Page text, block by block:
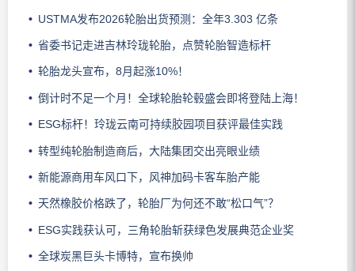
USTMA发布2026轮胎出货预测：全年3.303 亿条
省委书记走进吉林玲珑轮胎，点赞轮胎智造标杆
轮胎龙头宣布，8月起涨10%！
倒计时不足一个月！全球轮胎轮毂盛会即将登陆上海！
ESG标杆！玲珑云南可持续胶园项目获评最佳实践
转型纯轮胎制造商后，大陆集团交出亮眼业绩
新能源商用车风口下，风神加码卡客车胎产能
天然橡胶价格跌了，轮胎厂为何还不敢“松口气”？
ESG实践获认可，三角轮胎斩获绿色发展典范企业奖
全球炭黑巨头卡博特，宣布换帅